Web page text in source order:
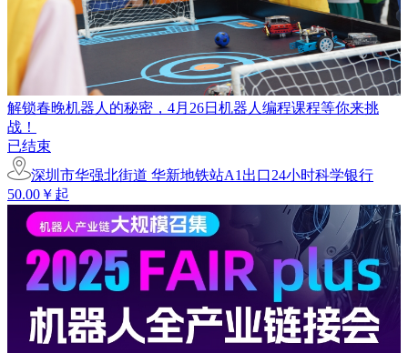
解锁春晚机器人的秘密，4月26日机器人编程课程等你来挑
战！
已结束
深圳市华强北街道 华新地铁站A1出口24小时科学银行
50.00￥起